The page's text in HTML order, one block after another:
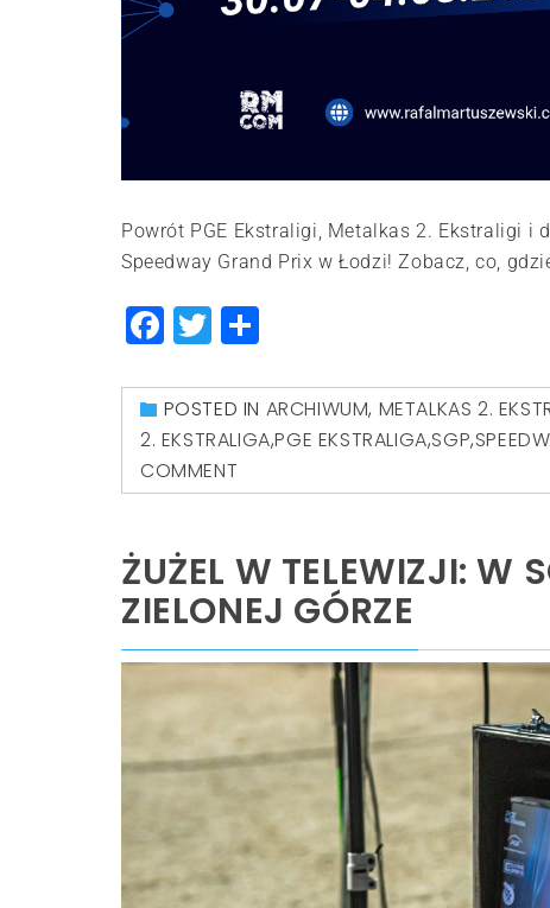
Powrót PGE Ekstraligi, Metalkas 2. Ekstraligi i
Speedway Grand Prix w Łodzi! Zobacz, co,
Facebook
Twitter
POSTED IN ARCHIWUM, METALKAS 2.
2. EKSTRALIGA,PGE EKSTRALIGA,SGP,
COMMENT
ŻUŻEL W TELEWIZJI: W
ZIELONEJ GÓRZE